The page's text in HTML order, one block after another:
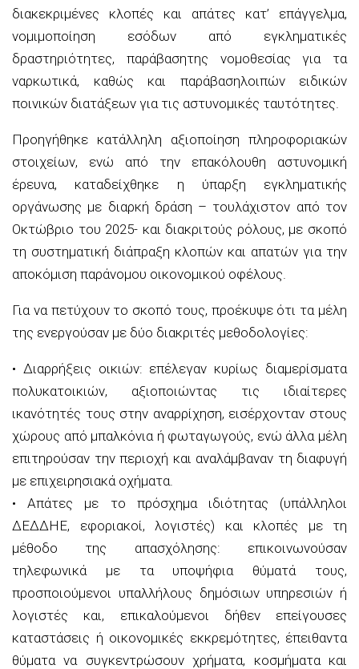
διακεκριμένες κλοπές και απάτες κατ’ επάγγελμα,
νομιμοποίηση εσόδων από εγκληματικές
δραστηριότητες, παράβασητης νομοθεσίαςγια τα
ναρκωτικά, καθώς και παράβασηλοιπών ειδικών
ποινικών διατάξεων για τις αστυνομικές ταυτότητες
Προηγήθηκε κατάλληλη αξιοποίηση πληροφοριακών
στοιχείων, ενώ από την επακόλουθη αστυνομική
έρευνα, καταδείχθηκε η ύπαρξη εγκληματικής
οργάνωσης με διαρκή δράση – τουλάχιστον από τον
Οκτώβριο του 2025- και διακριτούς ρόλους, με σκοπό
τη συστηματική διάπραξη κλοπών και απατών για την
αποκόμιση παράνομου οικονομικού οφέλους.
Για να πετύχουν το σκοπό τους, προέκυψε ότι τα μέλη
της ενεργούσαν με δύο διακριτές μεθοδολογίες:
• Διαρρήξεις οικιών: επέλεγαν κυρίως διαμερίσματα
πολυκατοικιών, αξιοποιώντας τις ιδιαίτερες
ικανότητές τους στην αναρρίχηση, εισέρχονταν στους
χώρους από μπαλκόνια ή φωταγωγούς, ενώ άλλα μέλη
επιτηρούσαν την περιοχή και αναλάμβαναν τη διαφυγή
με επιχειρησιακά οχήματα.
•Απάτες με το πρόσχημα ιδιότητας (υπάλληλοι
ΔΕΔΔΗΕ, εφοριακοί, λογιστές) και κλοπές με τη
μέθοδο της απασχόλησης: επικοινωνούσαν
τηλεφωνικά με τα υποψήφια θύματά τους,
προσποιούμενοι υπαλλήλους δημόσιων υπηρεσιών ή
λογιστές και, επικαλούμενοι δήθεν επείγουσες
καταστάσεις ή οικονομικές εκκρεμότητες, έπειθαντα
θύματα να συγκεντρώσουν χρήματα, κοσμήματα και